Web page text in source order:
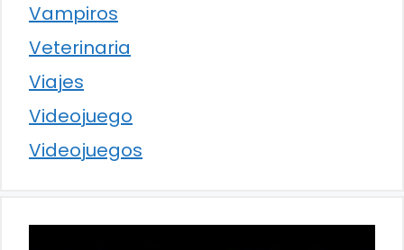
Vampiros
Veterinaria
Viajes
Videojuego
Videojuegos